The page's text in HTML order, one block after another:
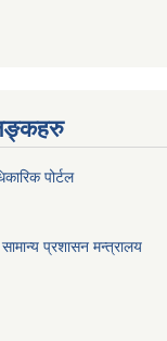
पोर्टल
प्रशासन मन्त्रालय